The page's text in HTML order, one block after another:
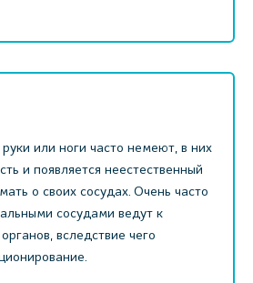
или ноги часто немеют, в них
и появляется неестественный
о своих сосудах. Очень часто
сосудами ведут к
вследствие чего